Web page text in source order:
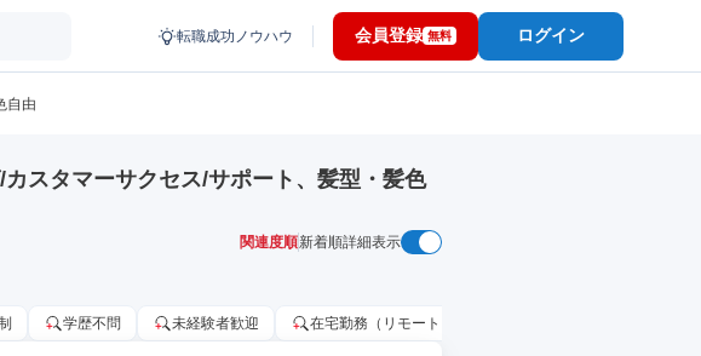
転職成功ノウハウ 会員登録 無料 ログイン
自由
スタマーサクセス/サポート、髪型・髪色
関連度順新着順詳細表示
学歴不問 未経験者歓迎 在宅勤務（リモートワーク）OK